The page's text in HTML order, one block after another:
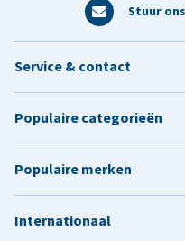
Stuur
Service & contact
Populaire categorieën
Populaire merken
Internationaal